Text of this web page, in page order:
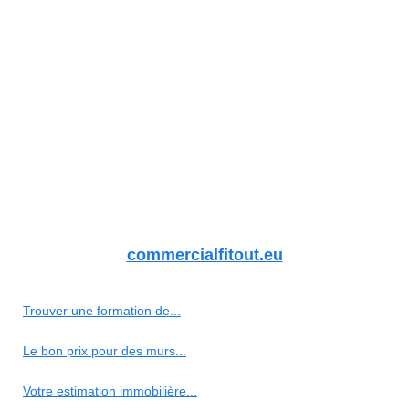
commercialfitout.eu
Trouver une formation de...
Le bon prix pour des murs...
Votre estimation immobilière...